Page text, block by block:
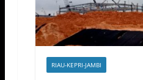
RIAU-KEPRI-JAMBI